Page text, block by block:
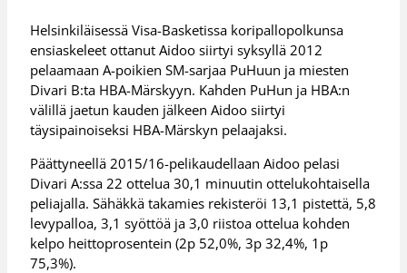
Helsinkiläisessä Visa-Basketissa koripallopolkunsa
ensiaskeleet ottanut Aidoo siirtyi syksyllä 2012
pelaamaan A-poikien SM-sarjaa PuHuun ja miesten
Divari B:ta HBA-Märskyyn. Kahden PuHun ja HBA:n
välillä jaetun kauden jälkeen Aidoo siirtyi
täysipainoiseksi HBA-Märskyn pelaajaksi.
Päättyneellä 2015/16-pelikaudellaan Aidoo pelasi
Divari A:ssa 22 ottelua 30,1 minuutin ottelukohtaisella
peliajalla. Sähäkkä takamies rekisteröi 13,1 pistettä, 5,8
levypalloa, 3,1 syöttöä ja 3,0 riistoa ottelua kohden
kelpo heittoprosentein (2p 52,0%, 3p 32,4%, 1p
75,3%).